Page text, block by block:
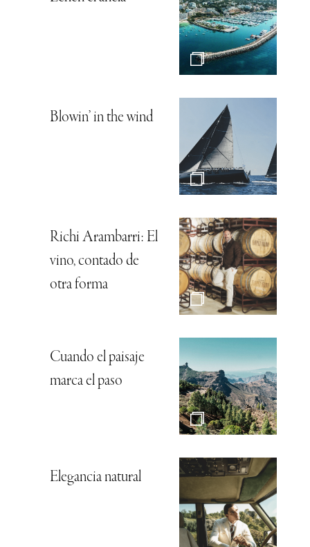
Blowin’ in the wind
Richi Arambarri: El
vino, contado de
otra forma
Cuando el paisaje
marca el paso
Elegancia natural